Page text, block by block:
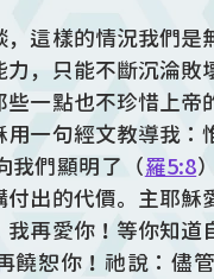
這樣的情況我們
，只能不斷沉淪
一點也不珍惜上
一句經文教導我
我們顯明了（羅5:8
出的代價。主耶
再愛你！等你知
饒恕你！祂說：儘